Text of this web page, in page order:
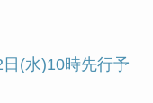
(水)10時先行予